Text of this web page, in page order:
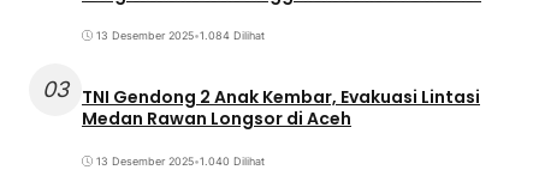
13 Desember 2025•1.084 Dilihat
03 TNI Gendong 2 Anak Kembar, Evakuasi Lintasi
Medan Rawan Longsor di Aceh
13 Desember 2025•1.040 Dilihat